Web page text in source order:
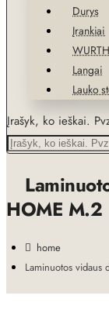
Durys
Įrankiai
Langai
Lauko
Įrašyk, ko ieškai.
HOME M.2
home
Laminuotos vidaus